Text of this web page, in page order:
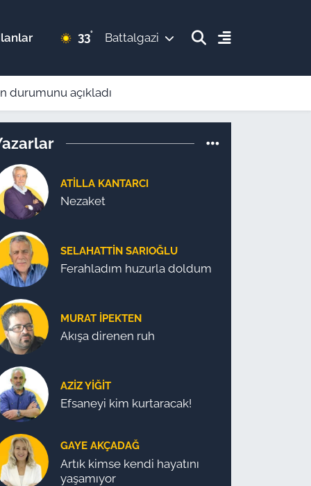
33° Battalgazi
durumunu açıkladı
ATILLA KANTARCI
Nezaket
SELAHATTIN SARIOĞLU
Ferahladım huzurla doldum
MURAT İPEKTEN
Akışa direnen ruh
AZIZ YIĞIT
Efsaneyi kim kurtaracak!
GAYE AKÇADAĞ
Artık kimse kendi hayatını
yaşamıyor